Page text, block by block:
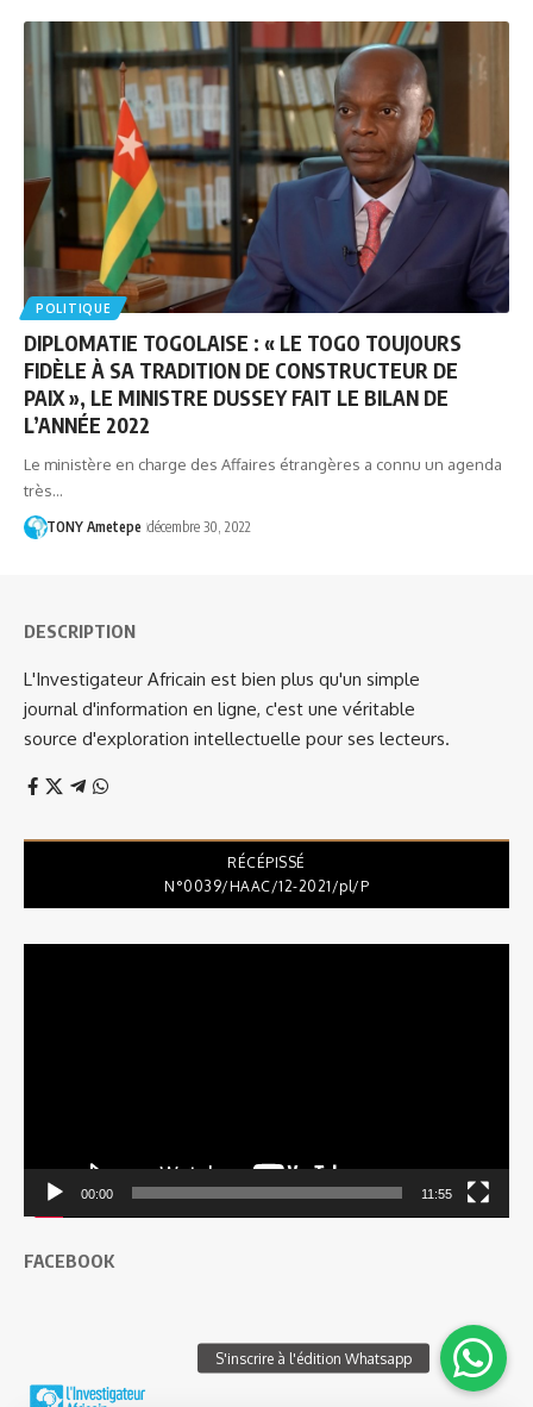
POLITIQUE
DIPLOMATIE TOGOLAISE : « LE TOGO TOUJOURS
FIDÈLE À SA TRADITION DE CONSTRUCTEUR DE
PAIX », LE MINISTRE DUSSEY FAIT LE BILAN DE
L’ANNÉE 2022
Le ministère en charge des Affaires étrangères a connu un agenda
très…
TONY Ametepe décembre 30, 2022
DESCRIPTION
L'Investigateur Africain est bien plus qu'un simple
journal d'information en ligne, c'est une véritable
source d'exploration intellectuelle pour ses lecteurs.
RÉCÉPISSÉ
N°0039/HAAC/12-2021/pl/P
00:00 11:55
FACEBOOK